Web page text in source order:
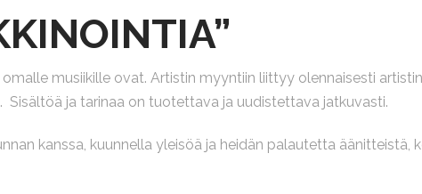
musiikille ovat. Artistin myyntiin liittyy olennaisesti
ja tarinaa on tuotettava ja uudistettava jatkuvasti.
kanssa, kuunnella yleisöä ja heidän palautetta äänitteistä,